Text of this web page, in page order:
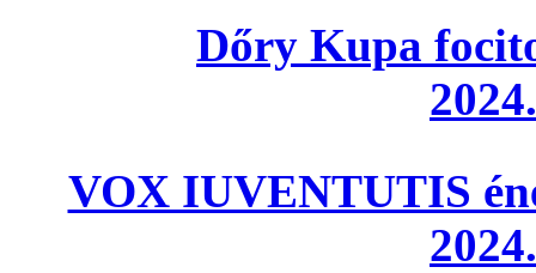
Dőry Kupa
VOX IUVENTUTIS